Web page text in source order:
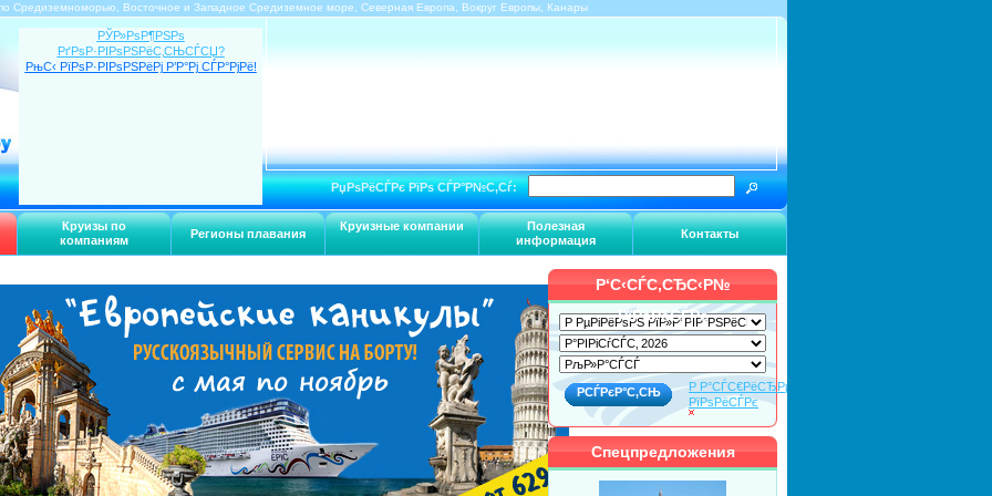
Средиземноморью, Восточное и Западное Средиземное море, Северная Европа, Вокруг Европы, Канары
Круизы по
компаниям
Регионы плавания
Круизные компании
Полезная
информация
Контакты
РЎР»РѕР¶РЅРѕ
РґРѕР·РІРѕРЅРёС‚СЊСЃСЏ?
РњС‹ РїРѕР·РІРѕРЅРёРј Р’Р°Рј СЃР°РјРё!
РџРѕРёСЃРє РїРѕ СЃР°Р№С‚Сѓ:
Р‘С‹СЃС‚СЂС‹Р№
РїРѕРёСЃРє
Р Р°СЃС€РёСЂРµРЅРЅС‹Р№
РїРѕРёСЃРє
Спецпредложения